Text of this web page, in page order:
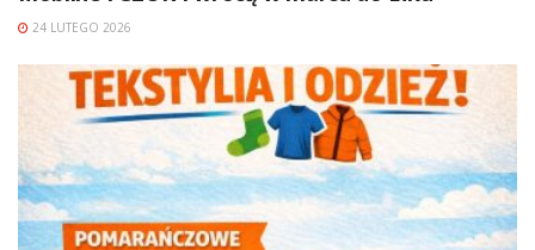
24 LUTEGO 2026